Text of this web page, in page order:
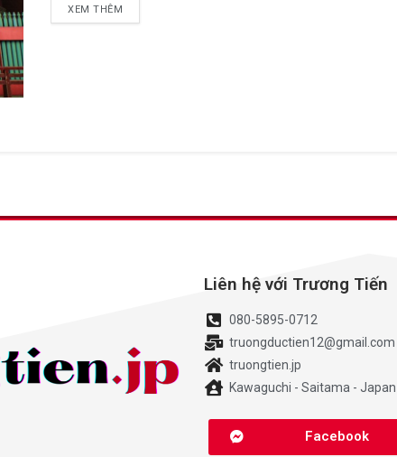
XEM THÊM
Liên hệ với Trương Tiến
080-5895-0712
truongductien12@gmail.com
truongtien.jp
Kawaguchi - Saitama - Japan
Facebook